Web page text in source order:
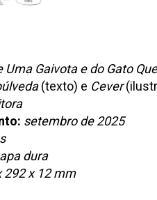
Uma Gaivota e do Gato
(texto) e Cever
setembro de 2025
dura
292 x 12 mm